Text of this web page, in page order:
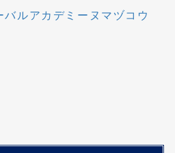
ルアカデミーヌマヅコウ